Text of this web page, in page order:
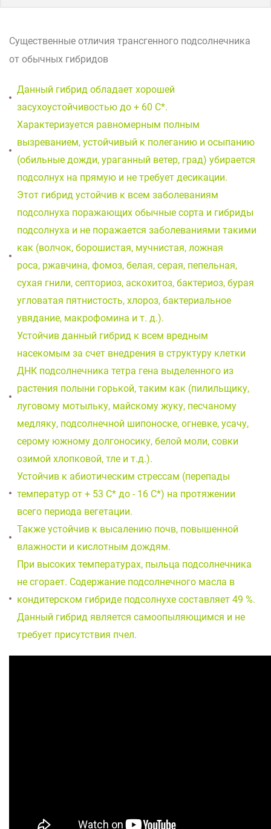
Существенные отличия трансгенного подсолнечника
от обычных гибридов
Данный гибрид обладает хорошей
засухоустойчивостью до + 60 С*.
Характеризуется равномерным полным
вызреванием, устойчивый к полеганию и осыпанию
(обильные дожди, ураганный ветер, град) убирается
подсолнух на прямую и не требует десикации.
Этот гибрид устойчив к всем заболеваниям
подсолнуха поражающих обычные сорта и гибриды
подсолнуха и не поражается заболеваниями такими
как (волчок, борошистая, мучнистая, ложная
роса, ржавчина, фомоз, белая, серая, пепельная,
сухая гнили, септориоз, аскохитоз, бактериоз, бурая
угловатая пятнистость, хлороз, бактериальное
увядание, макрофомина и т. д.).
Устойчив данный гибрид к всем вредным
насекомым за счет внедрения в структуру клетки
ДНК подсолнечника тетра гена выделенного из
растения полыни горькой, таким как (пилильщику,
луговому мотыльку, майскому жуку, песчаному
медляку, подсолнечной шипоноске, огневке, усачу,
серому южному долгоносику, белой моли, совки
озимой хлопковой, тле и т.д.).
Устойчив к абиотическим стрессам (перепады
температур от + 53 С* до - 16 С*) на протяжении
всего периода вегетации.
Также устойчив к высалению почв, повышенной
влажности и кислотным дождям.
При высоких температурах, пыльца подсолнечника
не сгорает. Содержание подсолнечного масла в
кондитерском гибриде подсолнухе составляет 49 %.
Данный гибрид является самоопыляющимся и не
требует присутствия пчел.